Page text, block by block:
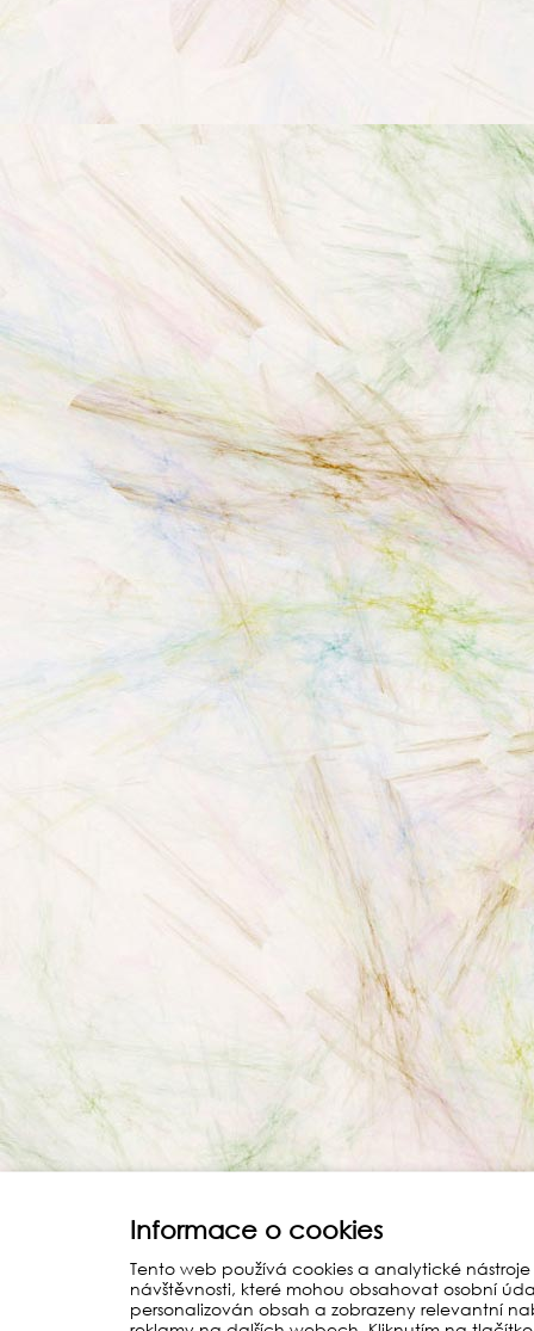
Informace o cookies
Tento web používá cookies a analytické
návštěvnosti, které mohou obsahovat osobní
personalizován obsah a zobrazeny relevantní